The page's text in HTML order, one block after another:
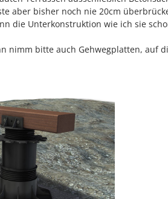
aber bisher noch nie 20cm
die Unterkonstruktion wie ich sie
nimm bitte auch Gehwegplatten, auf